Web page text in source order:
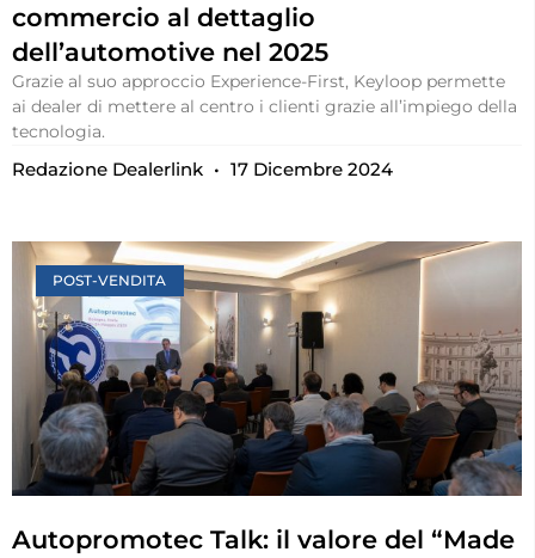
commercio al dettaglio
dell’automotive nel 2025
Grazie al suo approccio Experience-First, Keyloop permette
ai dealer di mettere al centro i clienti grazie all’impiego della
tecnologia.
Redazione Dealerlink 17 Dicembre 2024
POST-VENDITA
Autopromotec Talk: il valore del “Made